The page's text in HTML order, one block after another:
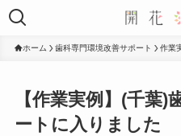
ホーム 歯科専門環境改善サポート 作業
【作業実例】(千葉
ートに入りました